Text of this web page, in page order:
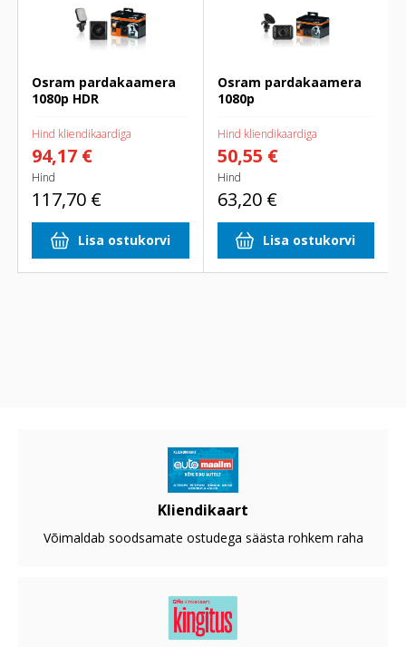
Osram pardakaamera
1080p HDR
Hind kliendikaardiga
94,17 €
Hind
117,70 €
Lisa ostukorvi
Osram pardakaamera
1080p
Hind kliendikaardiga
50,55 €
Hind
63,20 €
Lisa ostukorvi
Kliendikaart
Võimaldab soodsamate ostudega säästa rohkem raha